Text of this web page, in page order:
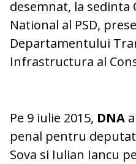
desemnat, la sedinta
National al PSD,
Departamentului
Infrastructura al
Pe 9 iulie 2015, DNA
penal pentru
Sova si Iulian Iancu